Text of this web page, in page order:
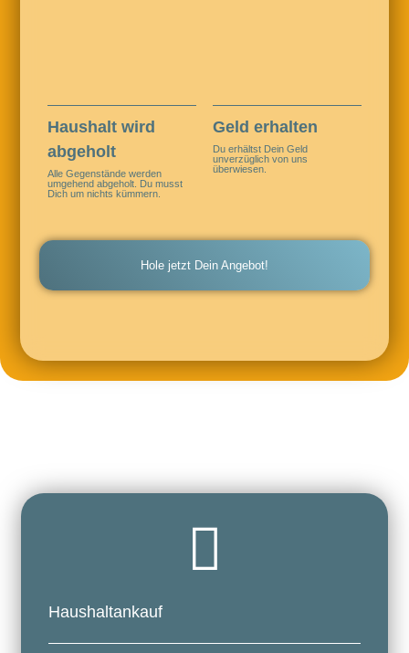
Haushalt wird
abgeholt
Alle Gegenstände werden
umgehend abgeholt. Du musst
Dich um nichts kümmern.
Geld erhalten
Du erhältst Dein Geld
unverzüglich von uns
überwiesen.
Hole jetzt Dein Angebot!
Haushaltankauf